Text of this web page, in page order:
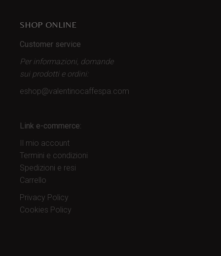
SHOP ONLINE
Customer service
Per informazioni, domande
sui prodotti e ordini:
eshop@valentinocaffespa.com
Link e-commerce:
Il mio account
Termini e condizioni
Spedizioni e resi
Carrello
Privacy Policy
Cookies Policy